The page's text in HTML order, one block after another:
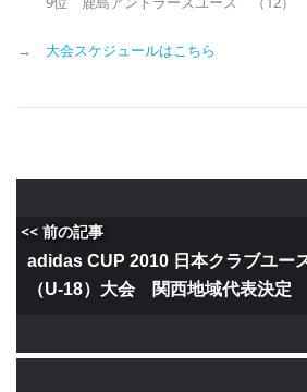
→ 大会スケジュールはこちら
<< 前の記事
adidas CUP 2010 日本クラブユー
（U-18）大会 関西地域代表決定